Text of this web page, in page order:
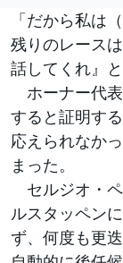
「だから私は
残りのレース
話してくれ』と
ホーナー代
すると証明す
応えられなか
まった。
セルジオ・
ルスタッペン
ず、何度も更